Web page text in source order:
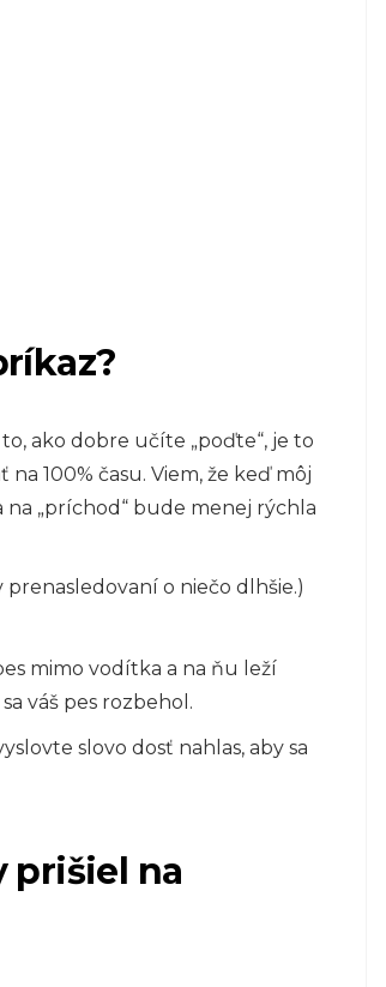
ako dobre učíte „poďte“, je to
100% času. Viem, že keď môj
„príchod“ bude menej rýchla
o niečo dlhšie.)
mimo vodítka a na ňu leží
váš pes rozbehol.
slovo dosť nahlas, aby sa
prišiel na